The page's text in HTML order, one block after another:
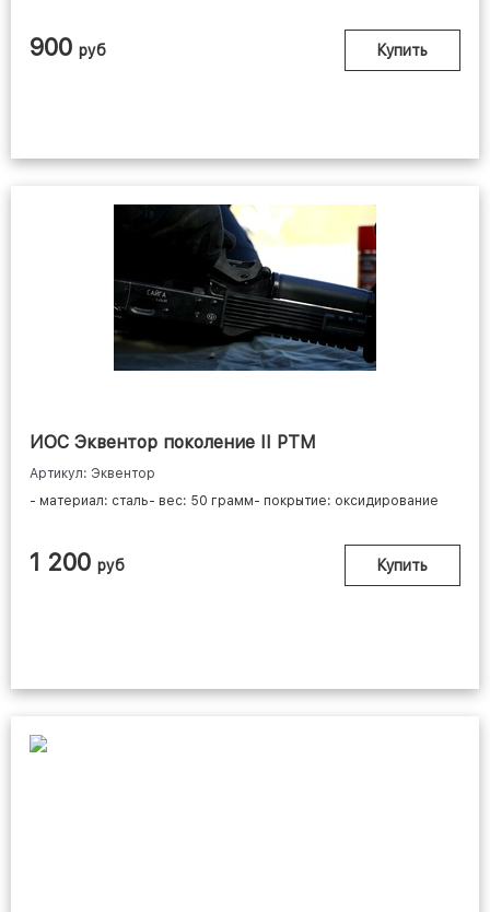
900 руб Купить
ИОС Эквентор поколение II РТМ
Артикул: Эквентор
- материал: сталь- вес: 50 грамм- покрытие: оксидирование
1 200 руб Купить